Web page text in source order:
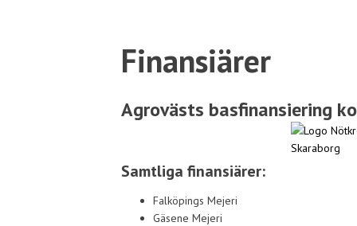
Finansiärer
Agrovästs basfinansiering
Samtliga finansiärer:
Falköpings Mejeri
Gäsene Mejeri